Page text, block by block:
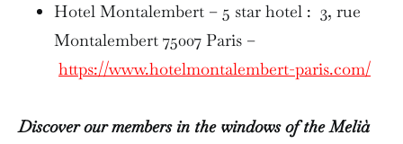
Hotel Montalembert – 5 star hotel : 3, rue
Montalembert 75007 Paris –
https://www.hotelmontalembert-paris.com/
Discover our members in the windows of the Melià